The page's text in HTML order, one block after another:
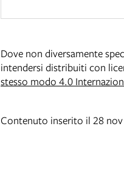
Dove non diversamente
intendersi distribuiti con
stesso modo 4.0
Contenuto inserito il 28